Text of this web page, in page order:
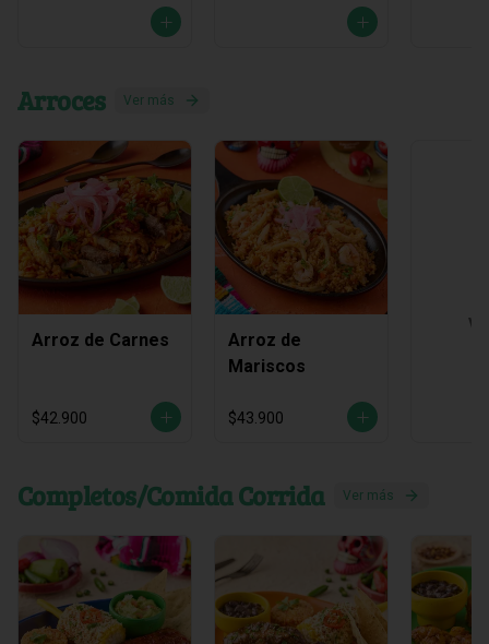
Arroces Ver más
Arroz de Carnes
$42.900
Arroz de
Mariscos
$43.900
Completos/Comida Corrida Ver más